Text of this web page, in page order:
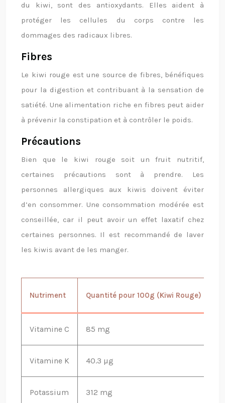
du kiwi, sont des antioxydants. Elles aident à
protéger les cellules du corps contre les
dommages des radicaux libres.
Fibres
Le kiwi rouge est une source de fibres, bénéfiques
pour la digestion et contribuant à la sensation de
satiété. Une alimentation riche en fibres peut aider
à prévenir la constipation et à contrôler le poids.
Précautions
Bien que le kiwi rouge soit un fruit nutritif,
certaines précautions sont à prendre. Les
personnes allergiques aux kiwis doivent éviter
d’en consommer. Une consommation modérée est
conseillée, car il peut avoir un effet laxatif chez
certaines personnes. Il est recommandé de laver
les kiwis avant de les manger.
Nutriment Quantité pour 100g (Kiwi Rouge)
Vitamine C 85 mg
Vitamine K 40.3 µg
Potassium 312 mg